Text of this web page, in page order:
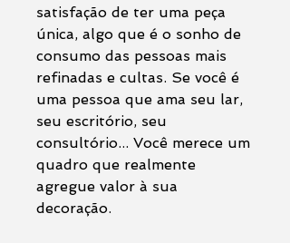
satisfação de ter uma peça
única, algo que é o sonho de
consumo das pessoas mais
refinadas e cultas. Se você é
uma pessoa que ama seu lar,
seu escritório, seu
consultório... Você merece um
quadro que realmente
agregue valor à sua
decoração.